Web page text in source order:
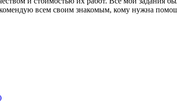
всем своим знакомым, кому нужна